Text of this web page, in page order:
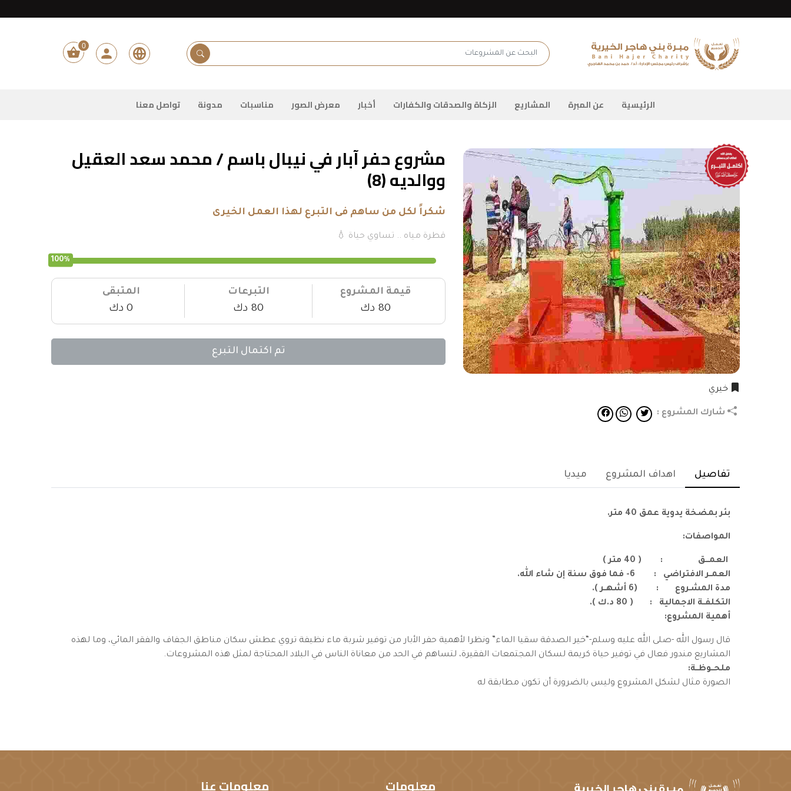
admin.configuration.shipping.providers.fields.logo
البحث عن المشروعات
البحث عن المشروعات person
shopping_basket0
الرئيسية عن المبرة المشاريع الزكاة والصدقات والكفارات أخبار معرض الصور مناسبات مدونة تواصل معنا
خيري
شارك المشروع :
مشروع حفر آبار في نيبال باسم / محمد سعد العقيل
ووالديه (8)
شكراً لكل من ساهم فى التبرع لهذا العمل الخيرى
قطرة مياه .. تساوي حياة 💧
100%
قيمة المشروع
80 دك
التبرعات
80 دك
المتبقى
0 دك
تم اكتمال التبرع
تفاصيل اهداف المشروع ميديا
بئر بمضخة يدوية عمق 40 متر.
المواصفات:
العمـــق : ( 40 متر )
العمــر الافتراضي : 6- فما فوق سنة إن شاء الله.
مدة المشـروع : (6 أشهــر ).
التكلفــة الاجمالية : ( 80 د.ك ).
أهمية المشروع:
قال رسول الله -صلى الله عليه وسلم-“خير الصدقة سقيا الماء” ونظرا لأهمية حفر الأبار من توفير شربة ماء نظيفة تروي عطش سكان مناطق الجفاف والفقر المائي، وما لهذه
المشاريع مندور فعال في توفير حياة كريمة لسكان المجتمعات الفقيرة، لتساهم في الحد من معاناة الناس في البلاد المحتاجة لمثل هذه المشروعات.
ملحــوظــة:
الصورة مثال لشكل المشروع وليس بالضرورة أن تكون مطابقة له
معلومات معلومات عنا